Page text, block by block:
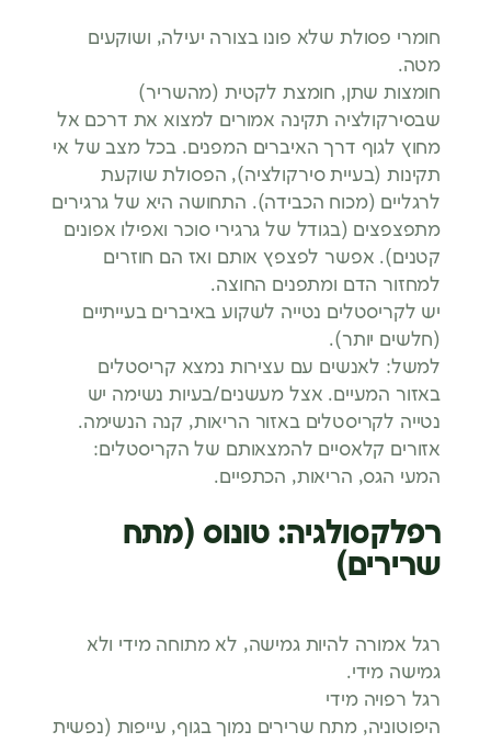
חומרי פסולת שלא פונו בצורה יעילה, ושוקעים
מטה.
חומצות שתן, חומצת לקטית (מהשריר)
שבסירקולציה תקינה אמורים למצוא את דרכם אל
מחוץ לגוף דרך האיברים המפנים. בכל מצב של אי
תקינות (בעיית סירקולציה), הפסולת שוקעת
לרגליים (מכוח הכבידה). התחושה היא של גרגירים
מתפצפצים (בגודל של גרגירי סוכר ואפילו אפונים
קטנים). אפשר לפצפץ אותם ואז הם חוזרים
למחזור הדם ומתפנים החוצה.
יש לקריסטלים נטייה לשקוע באיברים בעייתיים
(חלשים יותר).
למשל: לאנשים עם עצירות נמצא קריסטלים
באזור המעיים. אצל מעשנים/בעיות נשימה יש
נטייה לקריסטלים באזור הריאות, קנה הנשימה.
אזורים קלאסיים להמצאותם של הקריסטלים:
המעי הגס, הריאות, הכתפיים.
רפלקסולגיה: טונוס (מתח
שרירים)
רגל אמורה להיות גמישה, לא מתוחה מידי ולא
גמישה מידי.
רגל רפויה מידי
היפוטוניה, מתח שרירים נמוך בגוף, עייפות (נפשית